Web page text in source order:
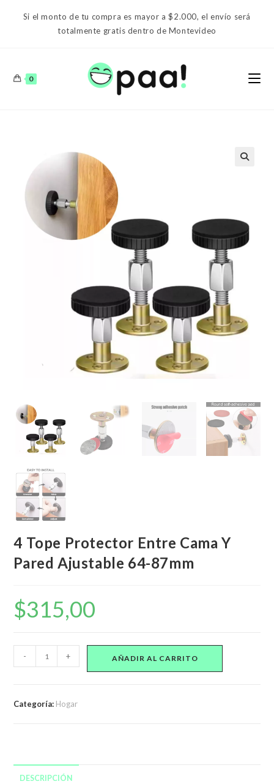
Si el monto de tu compra es mayor a $2.000, el envío será
totalmente gratis dentro de Montevideo
0
4 Tope Protector Entre Cama Y
Pared Ajustable 64-87mm
$315,00
Tope
64-
- + AÑADIR AL CARRITO
Categoría: Hogar
DESCRIPCIÓN